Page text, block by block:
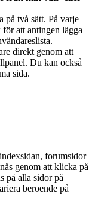
på två sätt. På varje
att antingen lägga
direkt genom att
Du kan också
sida.
forumsidor
genom att klicka på
på alla sidor på
beroende på